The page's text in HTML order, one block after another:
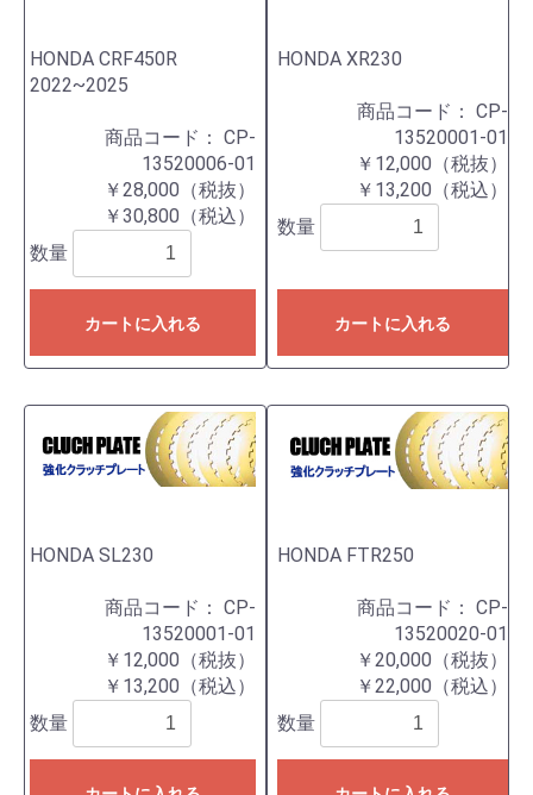
HONDA CRF450R
2022~2025
商品コード： CP-
13520006-01
￥28,000（税抜）
￥30,800（税込）
数量
カートに入れる
HONDA XR230
商品コード： CP-
13520001-01
￥12,000（税抜）
￥13,200（税込）
数量
カートに入れる
HONDA SL230
商品コード： CP-
13520001-01
￥12,000（税抜）
￥13,200（税込）
数量
HONDA FTR250
商品コード： CP-
13520020-01
￥20,000（税抜）
￥22,000（税込）
数量